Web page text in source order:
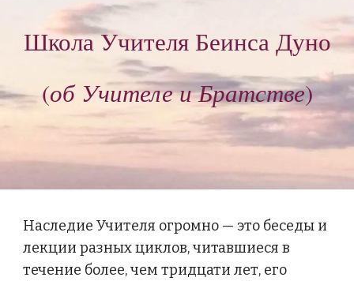
Школа Учителя Беинса Дуно
(об Учителе и Братстве)
Наследие Учителя огромно — это беседы и
лекции разных циклов, читавшиеся в
течение более, чем тридцати лет, его